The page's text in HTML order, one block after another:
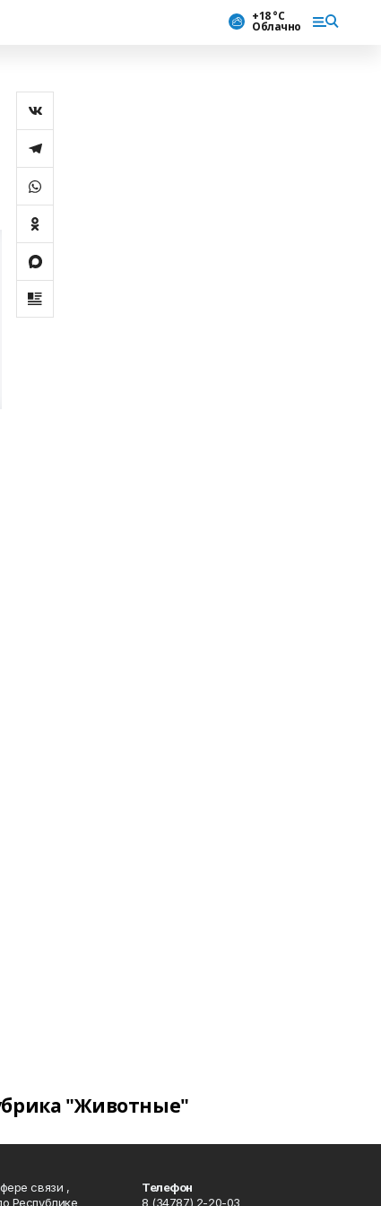
+18 °С
Облачно
"Животные"
связи ,
Республике
Телефон
8 (34787) 2-20-03